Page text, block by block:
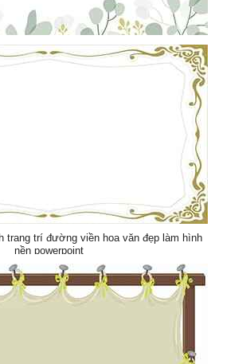
màu trắng với hiệu ứng hoa lá nghệ thuật
trang trí đường viền hoa văn đẹp làm hình
nền powerpoint